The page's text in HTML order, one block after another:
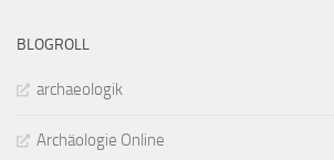
BLOGROLL
archaeologik
Archäologie Online